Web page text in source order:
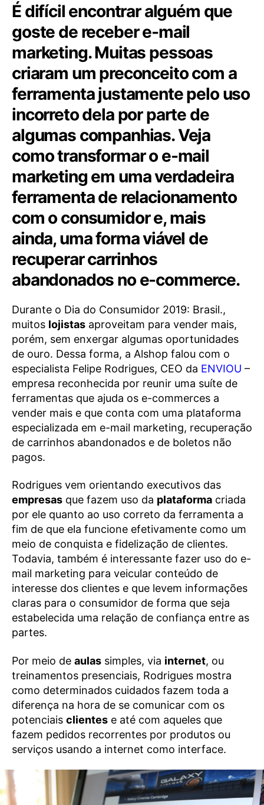
É difícil encontrar alguém que
goste de receber e-mail
marketing. Muitas pessoas
criaram um preconceito com a
ferramenta justamente pelo uso
incorreto dela por parte de
algumas companhias. Veja
como transformar o e-mail
marketing em uma verdadeira
ferramenta de relacionamento
com o consumidor e, mais
ainda, uma forma viável de
recuperar carrinhos
abandonados no e-commerce.
Durante o Dia do Consumidor 2019: Brasil.,
muitos lojistas aproveitam para vender mais,
porém, sem enxergar algumas oportunidades
de ouro. Dessa forma, a Alshop falou com o
especialista Felipe Rodrigues, CEO da ENVIOU –
empresa reconhecida por reunir uma suíte de
ferramentas que ajuda os e-commerces a
vender mais e que conta com uma plataforma
especializada em e-mail marketing, recuperação
de carrinhos abandonados e de boletos não
pagos.
Rodrigues vem orientando executivos das
empresas que fazem uso da plataforma criada
por ele quanto ao uso correto da ferramenta a
fim de que ela funcione efetivamente como um
meio de conquista e fidelização de clientes.
Todavia, também é interessante fazer uso do e-
mail marketing para veicular conteúdo de
interesse dos clientes e que levem informações
claras para o consumidor de forma que seja
estabelecida uma relação de confiança entre as
partes.
Por meio de aulas simples, via internet, ou
treinamentos presenciais, Rodrigues mostra
como determinados cuidados fazem toda a
diferença na hora de se comunicar com os
potenciais clientes e até com aqueles que
fazem pedidos recorrentes por produtos ou
serviços usando a internet como interface.